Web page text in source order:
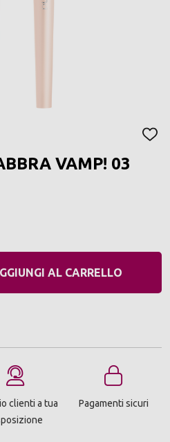
VAMP! 03
AL CARRELLO
clienti a tua
Pagamenti sicuri